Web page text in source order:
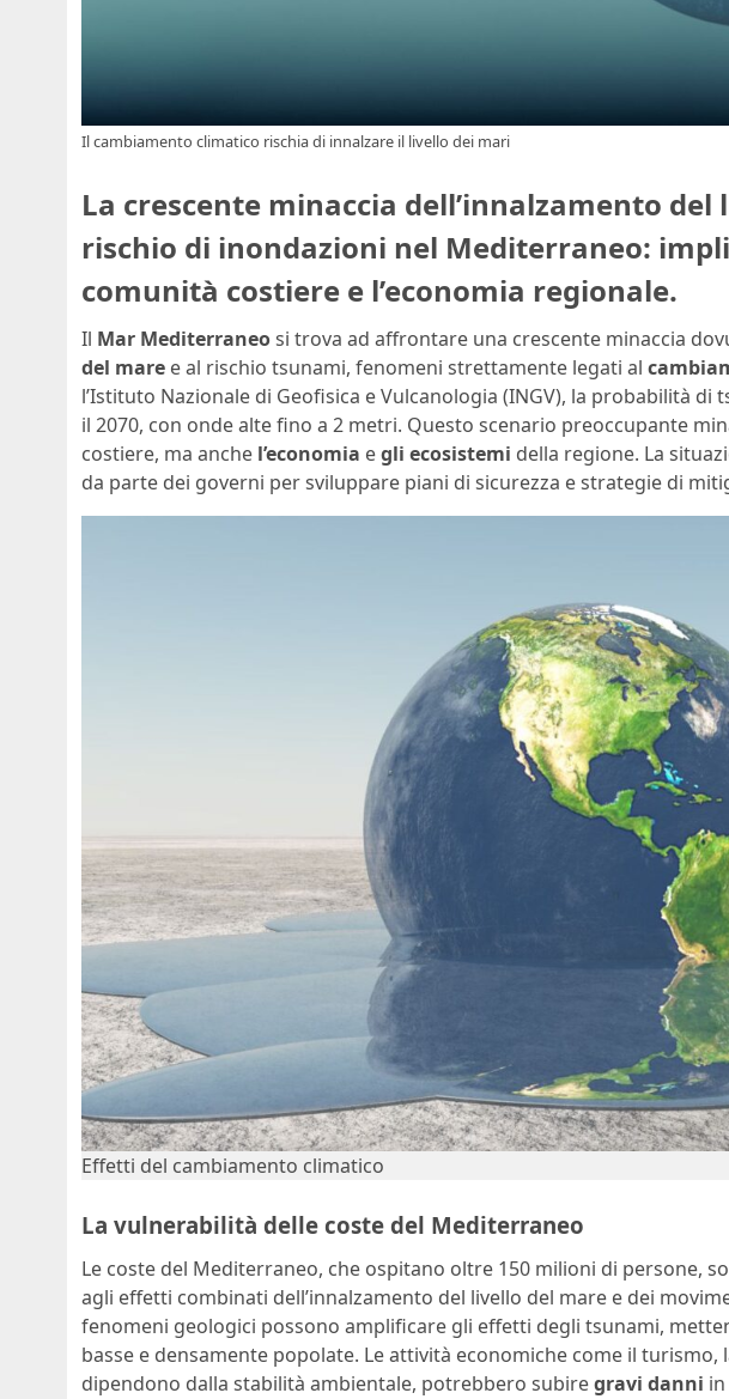
Il cambiamento climatico rischia di innalzare il livello dei mari
La crescente minaccia dell’innalzamento del
rischio di inondazioni nel Mediterraneo:
comunità costiere e l’economia regionale.
Il Mar Mediterraneosi trova ad affrontare una crescente minaccia
del mare e al rischio tsunami, fenomeni strettamente legati al
l’Istituto Nazionale di Geofisica e Vulcanologia (INGV), la probabilità
il 2070, con onde alte fino a 2 metri. Questo scenario preoccupante
costiere, ma anche l’economia egli ecosistemi della regione. La
da parte dei governi per sviluppare piani di sicurezza e strategie di
Effetti del cambiamento climatico
La vulnerabilità delle coste del Mediterraneo
Le coste del Mediterraneo, che ospitano oltre 150 milioni di persone,
agli effetti combinati dell’innalzamento del livello del mare e dei
fenomeni geologici possono amplificare gli effetti degli tsunami,
basse e densamente popolate. Le attività economiche come il turismo,
dipendono dalla stabilità ambientale, potrebbero subiregravi danni